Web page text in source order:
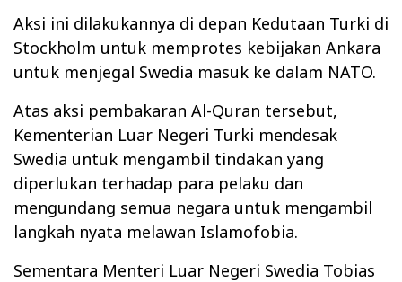
Aksi ini dilakukannya di depan Kedutaan Turki di
Stockholm untuk memprotes kebijakan Ankara
untuk menjegal Swedia masuk ke dalam NATO.
Atas aksi pembakaran Al-Quran tersebut,
Kementerian Luar Negeri Turki mendesak
Swedia untuk mengambil tindakan yang
diperlukan terhadap para pelaku dan
mengundang semua negara untuk mengambil
langkah nyata melawan Islamofobia.
Sementara Menteri Luar Negeri Swedia Tobias